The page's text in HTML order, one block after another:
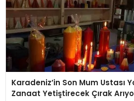
Karadeniz’in Son Mum Ustası
Zanaat Yetiştirecek Çırak